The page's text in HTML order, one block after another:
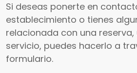
Si deseas ponerte en
establecimiento o tienes
relacionada con una reserva,
servicio, puedes hacerlo a
formulario.